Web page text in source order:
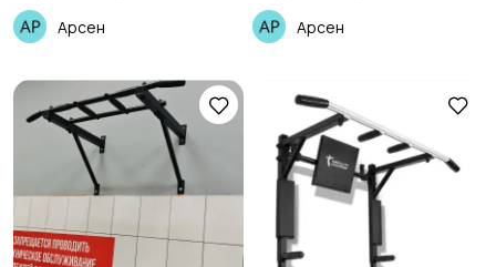
Арсен Арсен